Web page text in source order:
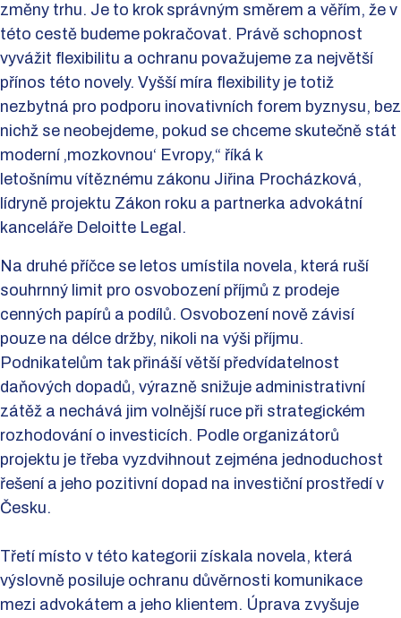
změny trhu. Je to krok správným směrem a věřím, že v
této cestě budeme pokračovat. Právě schopnost
vyvážit flexibilitu a ochranu považujeme za největší
přínos této novely. Vyšší míra flexibility je totiž
nezbytná pro podporu inovativních forem byznysu, bez
nichž se neobejdeme, pokud se chceme skutečně stát
moderní ‚mozkovnou‘ Evropy,“ říká k
letošnímu vítěznému zákonu Jiřina Procházková,
lídryně projektu Zákon roku a partnerka advokátní
kanceláře Deloitte Legal.
Na druhé příčce se letos umístila novela, která ruší
souhrnný limit pro osvobození příjmů z prodeje
cenných papírů a podílů. Osvobození nově závisí
pouze na délce držby, nikoli na výši příjmu.
Podnikatelům tak přináší větší předvídatelnost
daňových dopadů, výrazně snižuje administrativní
zátěž a nechává jim volnější ruce při strategickém
rozhodování o investicích. Podle organizátorů
projektu je třeba vyzdvihnout zejména jednoduchost
řešení a jeho pozitivní dopad na investiční prostředí v
Česku.
Třetí místo v této kategorii získala novela, která
výslovně posiluje ochranu důvěrnosti komunikace
mezi advokátem a jeho klientem. Úprava zvyšuje